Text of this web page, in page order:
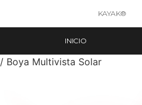
KAYAK®
INICIO
/ Boya Multivista Solar